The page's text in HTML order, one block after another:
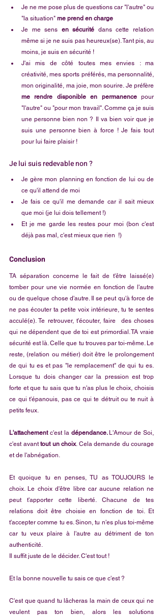
Je ne me pose plus de questions car "l'autre" ou
"la situation" me prend en charge
Je me sens en sécurité dans cette relation
même si je ne suis pas heureux(se). Tant pis, au
moins, je suis en sécurité !
J'ai mis de côté toutes mes envies : ma
créativité, mes sports préférés, ma personnalité,
me rendre disponible en permanence pour
"l'autre" ou "pour mon travail". Comme ça je suis
une personne bien non ? Il va bien voir que je
suis une personne bien à force ! Je fais tout
pour lui faire plaisir !
Je lui suis redevable non ?
Je gère mon planning en fonction de lui ou de
ce qu'il attend de moi
Je fais ce qu'il me demande car il sait mieux
que moi (je lui dois tellement !)
Et je me garde les restes pour moi (bon c'est
déjà pas mal, c'est mieux que rien  !)
Conclusion
TA séparation concerne le fait de t'être laissé(e)
tomber pour une vie normée en fonction de l'autre
ou de quelque chose d'autre. Il se peut qu'à force de
ne pas écouter ta petite voix intérieure, tu te sentes
acculé(e). Te retrouver, t'écouter, faire  des choses
qui ne dépendent que de toi est primordial. TA vraie
sécurité est là. Celle que tu trouves par toi-même. Le
reste, (relation ou métier) doit être le prolongement
de qui tu es et pas "le remplacement" de qui tu es.
Lorsque tu dois changer car la pression est trop
forte et que tu sais que tu n'as plus le choix, choisis
ce qui t'épanouis, pas ce qui te détruit ou te nuit à
petits feux.
L'attachement c'est la dépendance. L'Amour de Soi,
c'est avant tout un choix. Cela demande du courage
et de l'abnégation.
Et quoique tu en penses, TU as TOUJOURS le
choix. Le choix d'être libre car aucune relation ne
peut t'apporter cette liberté. Chacune de tes
relations doit être choisie en fonction de toi. Et
t'accepter comme tu es. Sinon, tu n'es plus toi-même
car tu veux plaire à l'autre au détriment de ton
authenticité.
Il suffit juste de le décider. C'est tout !
Et la bonne nouvelle tu sais ce que c'est ?
C'est que quand tu lâcheras la main de ceux qui ne
veulent pas ton bien, alors les solutions